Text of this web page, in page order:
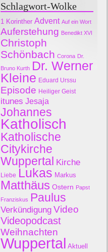
Schlagwort-Wolke
1 Korinther Advent Auf ein Wort
Auferstehung Benedikt XVI
Christoph
Schönbach Corona Dr.
Bruno Kurth Dr. Werner
Kleine Eduard Urssu
Episode Heiliger Geist
itunes Jesaja
Johannes
Katholisch
Katholische
Citykirche
Wuppertal Kirche
Liebe Lukas Markus
Matthäus Ostern Papst
Franziskus Paulus
Verkündigung Video
Videopodcast
Weihnachten
Wuppertal Aktuell